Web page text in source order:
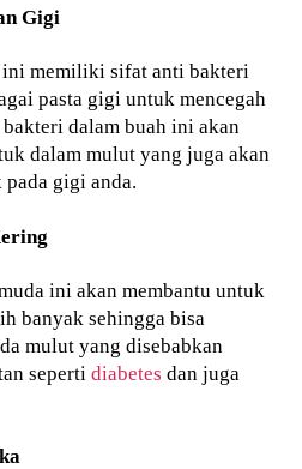
Gigi
ini memiliki sifat anti bakteri
pasta gigi untuk mencegah
dalam buah ini akan
dalam mulut yang juga akan
gigi anda.
ini akan membantu untuk
banyak sehingga bisa
mulut yang disebabkan
sepertidiabetes dan juga